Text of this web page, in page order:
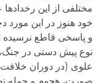
مختلفی از این
خود هنوز در این مورد
و پاسخی قاطع
نوع پیش دستی در
علوی (در دوران